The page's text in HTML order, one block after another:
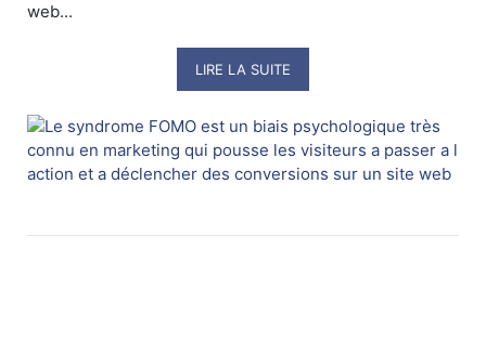
web...
LIRE LA SUITE